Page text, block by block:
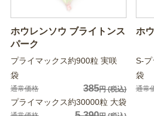
ホウレンソウ ブライトンス
パーク
プライマックス約900粒 実咲
袋
通常価格 385円(税込)
プライマックス約30000粒 大袋
ホ
S-
袋
通常